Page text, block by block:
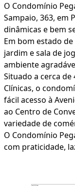
O Condomínio
Sampaio, 363, em
dinâmicas e bem
Em bom estado
jardim e sala de
ambiente
Situado a cerca
Clínicas, o
fácil acesso à
ao Centro de
variedade de
O Condomínio
com praticidade,